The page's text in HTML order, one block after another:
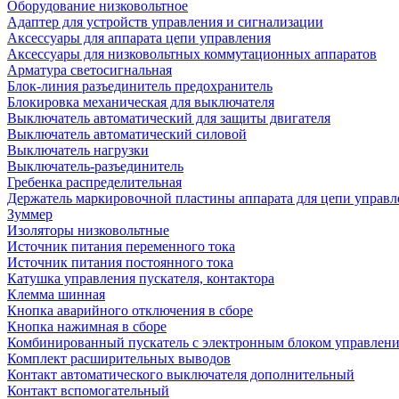
Оборудование низковольтное
Адаптер для устройств управления и сигнализации
Аксессуары для аппарата цепи управления
Аксессуары для низковольтных коммутационных аппаратов
Арматура светосигнальная
Блок-линия разъединитель предохранитель
Блокировка механическая для выключателя
Выключатель автоматический для защиты двигателя
Выключатель автоматический силовой
Выключатель нагрузки
Выключатель-разъединитель
Гребенка распределительная
Держатель маркировочной пластины аппарата для цепи
Зуммер
Изоляторы низковольтные
Источник питания переменного тока
Источник питания постоянного тока
Катушка управления пускателя, контактора
Клемма шинная
Кнопка аварийного отключения в сборе
Кнопка нажимная в сборе
Комбинированный пускатель с электронным блоком
Комплект расширительных выводов
Контакт автоматического выключателя дополнительный
Контакт вспомогательный